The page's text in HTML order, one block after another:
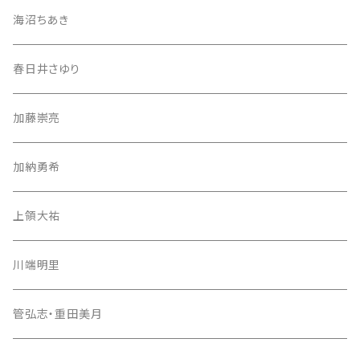
海沼ちあき
春日井さゆり
加藤崇亮
加納勇希
上領大祐
川端明里
管弘志・重田美月